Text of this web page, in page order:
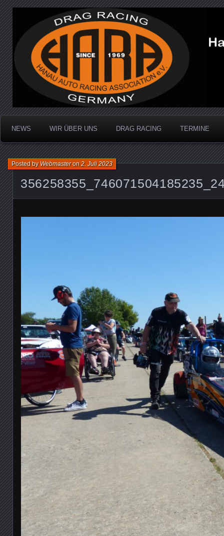
Hanau Auto Racing
Dragracing auf der 1/4 Meile
NEWS WIR ÜBER UNS DRAG RACING TERMINE
Posted byWebmasteron2. Juli 2023